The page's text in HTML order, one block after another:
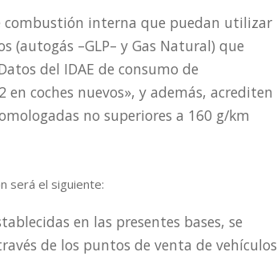
combustión interna que puedan utilizar
(autogás –GLP– y Gas Natural) que
del IDAE de consumo de
en coches nuevos», y además, acrediten
no superiores a 160 g/km
será el siguiente:
en las presentes bases, se
de los puntos de venta de vehículos